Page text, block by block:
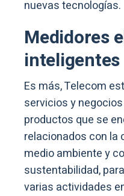
nuevas tecnologías.
Medidores
inteligentes
Es más, Telecom
servicios y
productos que se
relacionados con la
medio ambiente y
sustentabilidad,
varias actividades